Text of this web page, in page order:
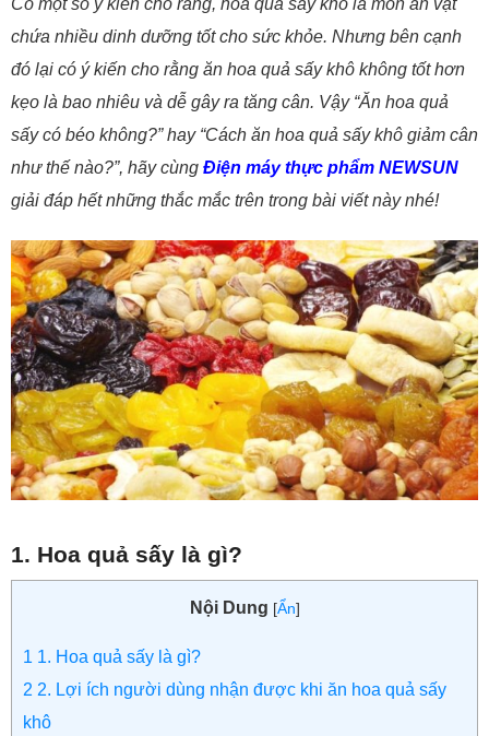
Có một số ý kiến cho rằng, hoa quả sấy khô là món ăn vặt
chứa nhiều dinh dưỡng tốt cho sức khỏe. Nhưng bên cạnh
đó lại có ý kiến cho rằng ăn hoa quả sấy khô không tốt hơn
kẹo là bao nhiêu và dễ gây ra tăng cân. Vậy “Ăn hoa quả
sấy có béo không?” hay “Cách ăn hoa quả sấy khô giảm cân
như thế nào?”, hãy cùng Điện máy thực phẩm NEWSUN
giải đáp hết những thắc mắc trên trong bài viết này nhé!
1. Hoa quả sấy là gì?
Nội Dung [Ẩn]
1 1. Hoa quả sấy là gì?
2 2. Lợi ích người dùng nhận được khi ăn hoa quả sấy
khô